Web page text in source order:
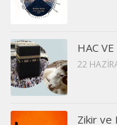
HAC
22
Zikir ve